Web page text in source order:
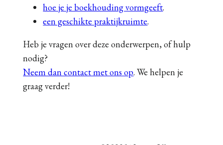
hoe je je boekhouding vormgeeft.
een geschikte praktijkruimte.
Heb je vragen over deze onderwerpen, of hulp
nodig?
Neem dan contact met ons op. We helpen je
graag verder!